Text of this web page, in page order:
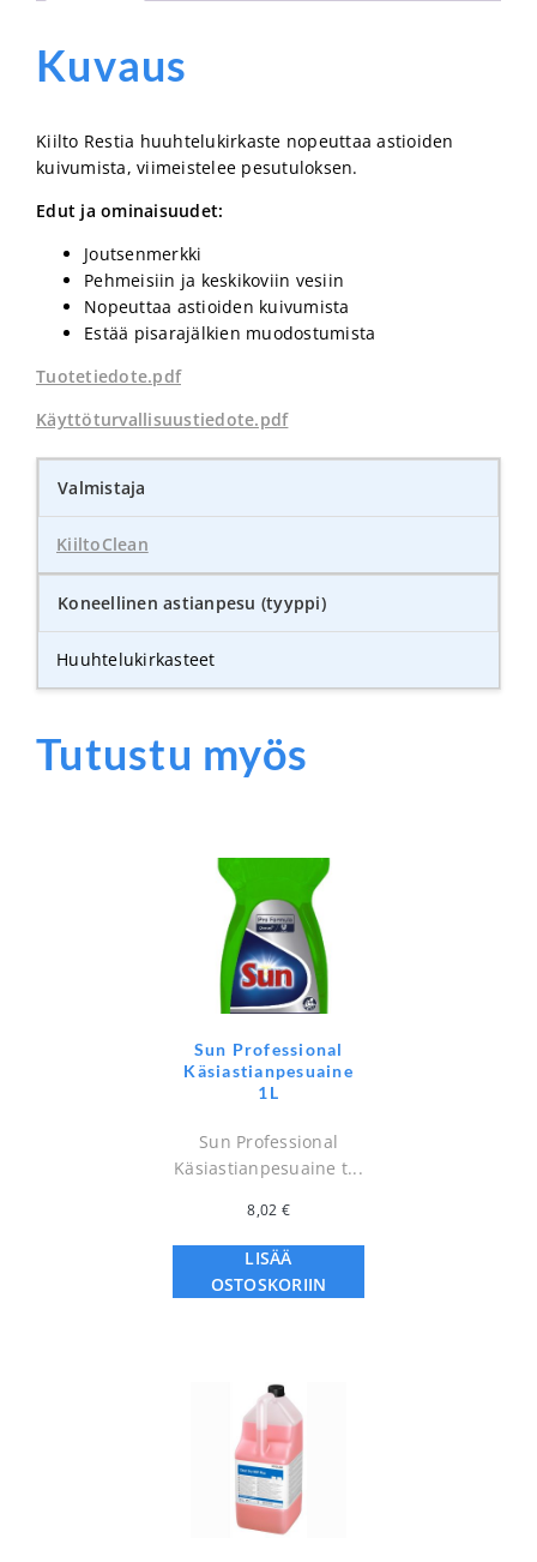
Kuvaus
Kiilto Restia huuhtelukirkaste nopeuttaa astioiden
kuivumista, viimeistelee pesutuloksen.
Edut ja ominaisuudet:
Joutsenmerkki
Pehmeisiin ja keskikoviin vesiin
Nopeuttaa astioiden kuivumista
Estää pisarajälkien muodostumista
Tuotetiedote.pdf
Käyttö­turvallisuus­tiedote.pdf
Valmistaja
KiiltoClean
Koneellinen astianpesu (tyyppi)
Huuhtelukirkasteet
Tutustu myös
Sun Professional
Käsiastianpesuaine
1L
Sun Professional
Käsiastianpesuaine t...
8,02 €
LISÄÄ
OSTOSKORIIN